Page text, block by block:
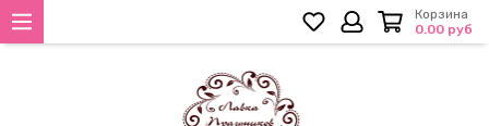
Корзина
0.00 руб